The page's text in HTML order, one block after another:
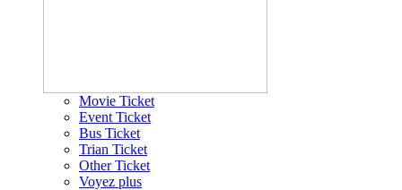
Movie Ticket
Event Ticket
Bus Ticket
Trian Ticket
Other Ticket
Voyez plus